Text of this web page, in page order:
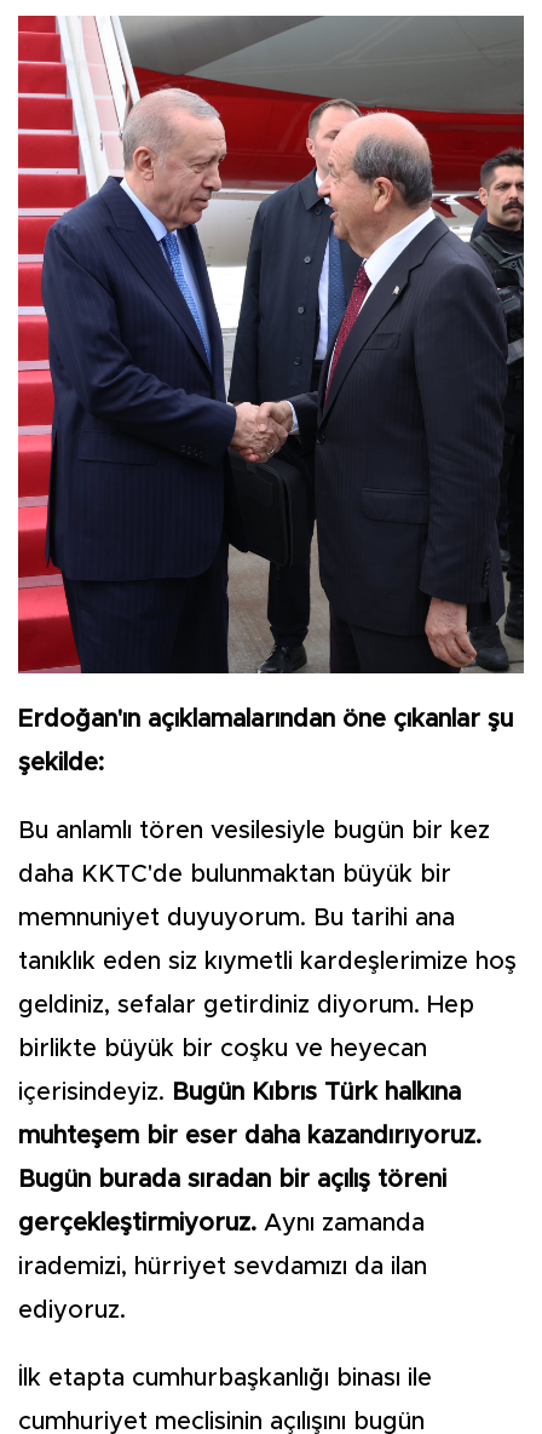
Erdoğan'ın açıklamalarından öne çıkanlar şu
şekilde:
Bu anlamlı tören vesilesiyle bugün bir kez
daha KKTC'de bulunmaktan büyük bir
memnuniyet duyuyorum. Bu tarihi ana
tanıklık eden siz kıymetli kardeşlerimize hoş
geldiniz, sefalar getirdiniz diyorum. Hep
birlikte büyük bir coşku ve heyecan
içerisindeyiz. Bugün Kıbrıs Türk halkına
muhteşem bir eser daha kazandırıyoruz.
Bugün burada sıradan bir açılış töreni
gerçekleştirmiyoruz. Aynı zamanda
irademizi, hürriyet sevdamızı da ilan
ediyoruz.
İlk etapta cumhurbaşkanlığı binası ile
cumhuriyet meclisinin açılışını bugün